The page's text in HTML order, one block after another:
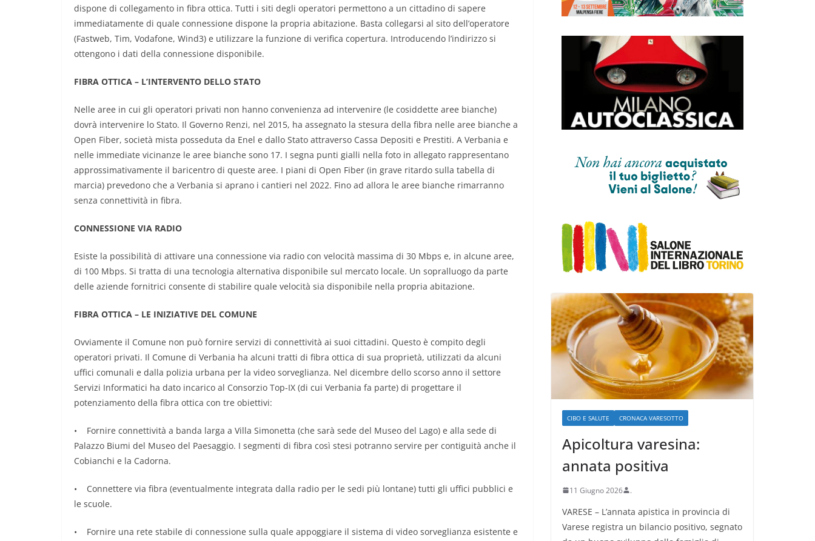
dispone di collegamento in fibra ottica. Tutti i siti degli operatori permettono a un cittadino di sapere
immediatamente di quale connessione dispone la propria abitazione. Basta collegarsi al sito dell’operatore
(Fastweb, Tim, Vodafone, Wind3) e utilizzare la funzione di verifica copertura. Introducendo l’indirizzo si
ottengono i dati della connessione disponibile.
FIBRA OTTICA – L’INTERVENTO DELLO STATO
Nelle aree in cui gli operatori privati non hanno convenienza ad intervenire (le cosiddette aree bianche)
dovrà intervenire lo Stato. Il Governo Renzi, nel 2015, ha assegnato la stesura della fibra nelle aree bianche a
Open Fiber, società mista posseduta da Enel e dallo Stato attraverso Cassa Depositi e Prestiti. A Verbania e
nelle immediate vicinanze le aree bianche sono 17. I segna punti gialli nella foto in allegato rappresentano
approssimativamente il baricentro di queste aree. I piani di Open Fiber (in grave ritardo sulla tabella di
marcia) prevedono che a Verbania si aprano i cantieri nel 2022. Fino ad allora le aree bianche rimarranno
senza connettività in fibra.
CONNESSIONE VIA RADIO
Esiste la possibilità di attivare una connessione via radio con velocità massima di 30 Mbps e, in alcune aree,
di 100 Mbps. Si tratta di una tecnologia alternativa disponibile sul mercato locale. Un sopralluogo da parte
delle aziende fornitrici consente di stabilire quale velocità sia disponibile nella propria abitazione.
FIBRA OTTICA – LE INIZIATIVE DEL COMUNE
Ovviamente il Comune non può fornire servizi di connettività ai suoi cittadini. Questo è compito degli
operatori privati. Il Comune di Verbania ha alcuni tratti di fibra ottica di sua proprietà, utilizzati da alcuni
uffici comunali e dalla polizia urbana per la video sorveglianza. Nel dicembre dello scorso anno il settore
Servizi Informatici ha dato incarico al Consorzio Top-IX (di cui Verbania fa parte) di progettare il
potenziamento della fibra ottica con tre obiettivi:
• Fornire connettività a banda larga a Villa Simonetta (che sarà sede del Museo del Lago) e alla sede di
Palazzo Biumi del Museo del Paesaggio. I segmenti di fibra così stesi potranno servire per contiguità anche il
Cobianchi e la Cadorna.
• Connettere via fibra (eventualmente integrata dalla radio per le sedi più lontane) tutti gli uffici pubblici e
le scuole.
• Fornire una rete stabile di connessione sulla quale appoggiare il sistema di video sorveglianza esistente e
CIBO E SALUTE CRONACA VARESOTTO
Apicoltura varesina:
annata positiva
11 Giugno 2026 .
VARESE – L’annata apistica in provincia di
Varese registra un bilancio positivo, segnato